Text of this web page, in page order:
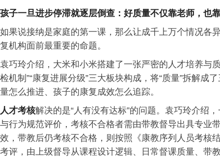
孩子一旦进步停滞就逐层倒查：好质量不仅靠老师， 也
如果说接纳是家庭的第一课，那么让成千上万个情况各
复机构面前最重要的命题。
袁巧玲介绍，大米和小米搭建了一张严密的人才培养与
检机制”“康复进展分级”三大板块构成，将“质量”拆解
量怎么推进、孩子的康复成效怎么追踪。
人才考核解决的是“人有没有达标”的问题。袁巧玲介绍
与行为规范评价，考核不合格者需由带教督导出具专业
效，带教后仍考核不合格，则按照《康教序列人员考核
考评，由上级督导从课程设计逻辑、日常督课质量、带